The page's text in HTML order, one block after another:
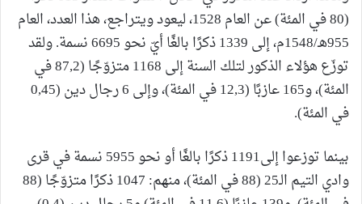
(80 في المئة) عن العام 1528، ليعود ويتراجع، هذا العدد، العام
955هـ/1548م، إلى 1339 ذكرًا بالغًا أيّ نحو 6695 نسمة. ولقد
توزّع هؤلاء الذكور لتلك السنة إلى 1168 متزوّجًا (87,2 في
المئة)، و165 عازبًا (12,3 في المئة)، وإلى 6 رجال دين (0,45
في المئة).
بينما توزعوا إلى1191 ذكرًا بالغًا أو نحو 5955 نسمة في قرى
وادي التيم الـ25 (88 في المئة)، منهم: 1047 ذكرًا متزوّجًا (88